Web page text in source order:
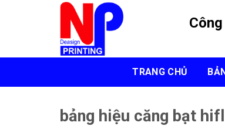
TRANG CHỦ
bảng hiệu căng bạt